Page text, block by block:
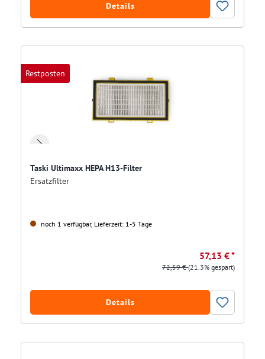
Details
Restposten
Taski Ultimaxx HEPA H13-Filter
Ersatzfilter
noch 1 verfügbar, Lieferzeit: 1-5 Tage
57,13 € *
72,59 €(21.3% gespart)
Details